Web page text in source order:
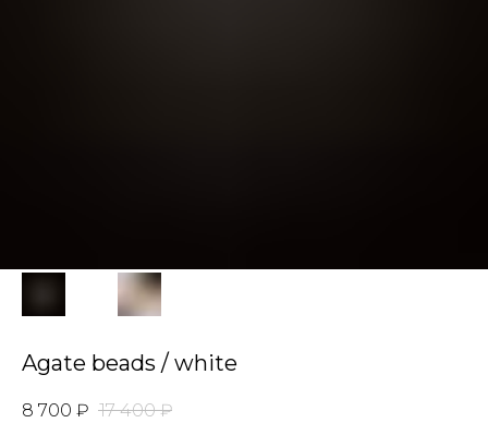
Agate beads / white
8 700 ₽ 17 400 ₽